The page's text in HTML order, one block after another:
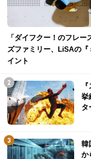
「ダイフクー！のフレ
ズファミリー、LiSAの
イント
挙
タ
韓
か